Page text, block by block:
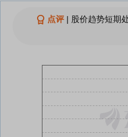
查看更多
点评| 股价趋势短期